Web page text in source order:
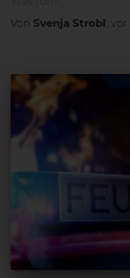
Von Svenja Strobl , vor